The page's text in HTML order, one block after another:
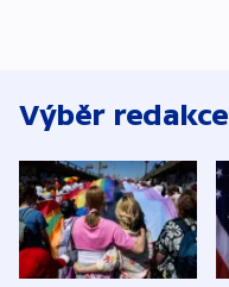
Výběr redakce